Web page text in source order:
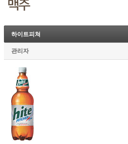
하이트피쳐
관리자